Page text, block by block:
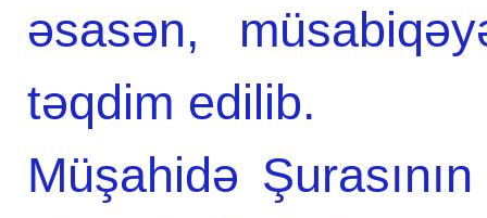
əsasən,
təqdim edilib.
Müşahidə